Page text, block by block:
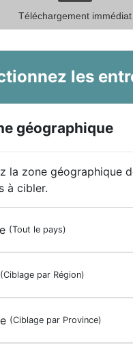
Téléchargement immédiat